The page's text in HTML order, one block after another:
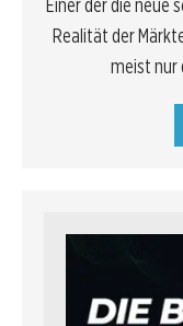
Einer der die neue
Realität der
meist nur